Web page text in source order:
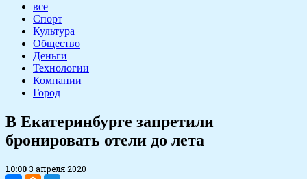
все
Спорт
Культура
Общество
Деньги
Технологии
Компании
Город
В Екатеринбурге запретили
бронировать отели до лета
10:00 3 апреля 2020